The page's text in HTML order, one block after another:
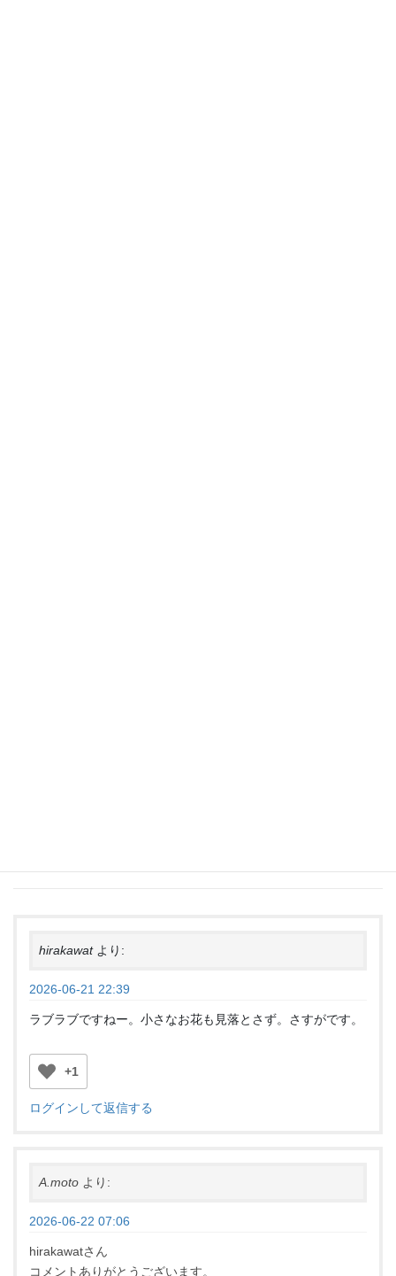
hirakawat より:
2026-06-21 22:39
ラブラブですねー。小さなお花も見落とさず。さすがです。
+1
ログインして返信する
A.moto より:
2026-06-22 07:06
hirakawatさん
コメントありがとうございます。